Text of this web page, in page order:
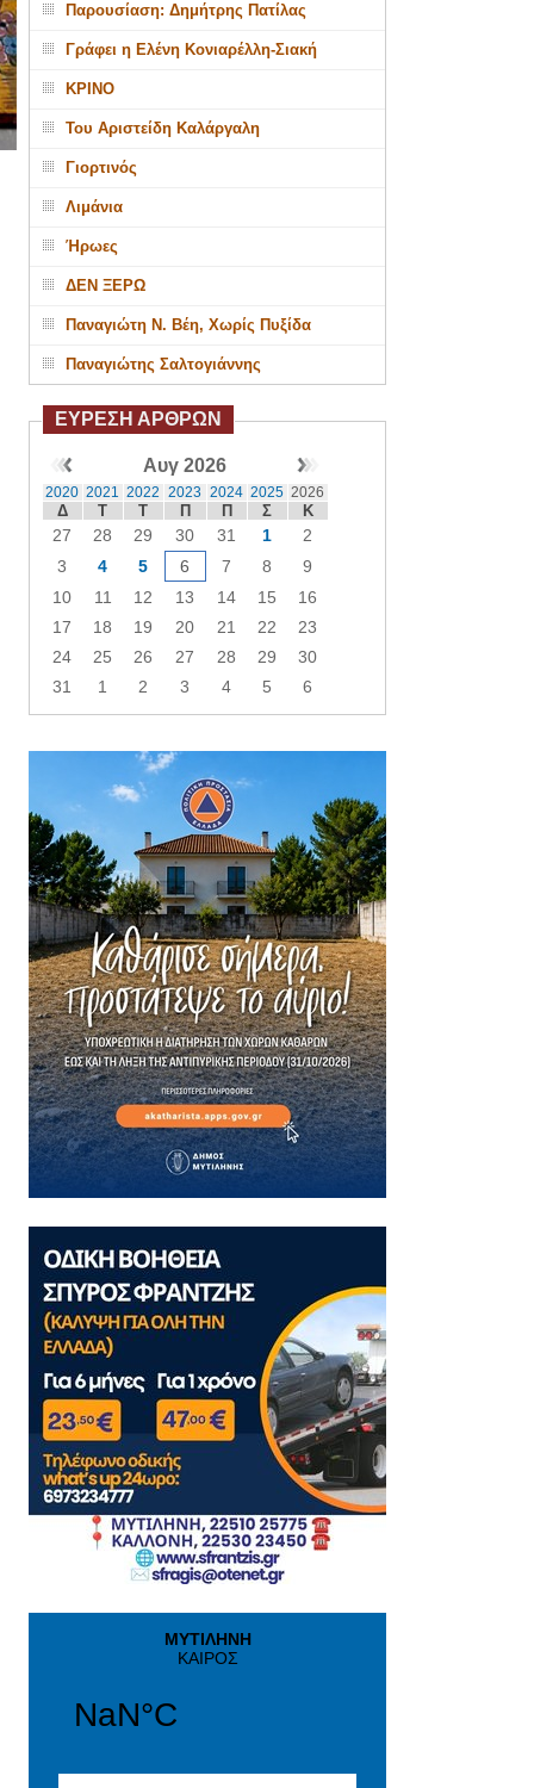
Παρουσίαση: Δημήτρης Πατίλας
Γράφει η Ελένη Κονιαρέλλη-Σιακή
ΚΡΙΝΟ
Του Αριστείδη Καλάργαλη
Γιορτινός
Λιμάνια
Ήρωες
ΔΕΝ ΞΕΡΩ
Παναγιώτη Ν. Βέη, Χωρίς Πυξίδα
Παναγιώτης Σαλτογιάννης
ΕΥΡΕΣΗ ΑΡΘΡΩΝ
Αυγ 2026
2020 2021 2022 2023 2024 2025 2026
Δ Τ Τ Π Π Σ Κ
27 28 29 30 31 1
2
3
4 5 6 7 8
9
10
11 12 13 14 15
16
17
18 19 20 21 22
23
24
25 26 27 28 29
30
31
1 2 3 4 5 6